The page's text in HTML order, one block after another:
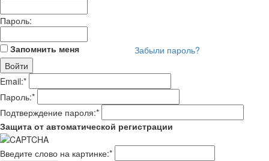
Пароль:
Запомнить меня Забыли пароль?
Email:*
Пароль:*
Подтверждение пароля:*
Защита от автоматической регистрации
Введите слово на картинке:*